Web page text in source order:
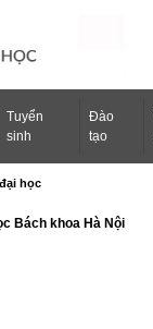
Tuyển
sinh
Ðào
tạo
học
Bách khoa Hà Nội